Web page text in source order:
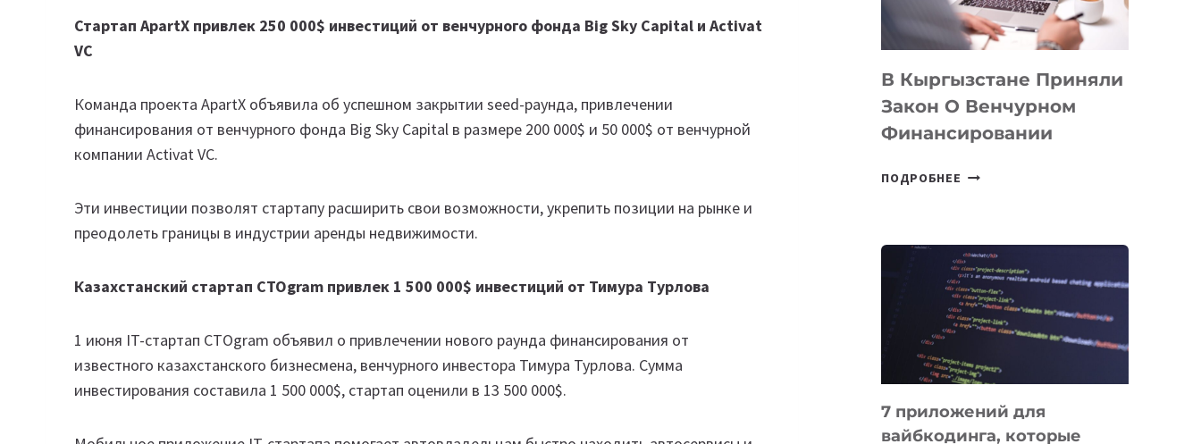
Стартап ApartX привлек 250 000$ инвестиций от венчурного фонда Big Sky Capital и Activat
VC
Команда проекта ApartX объявила об успешном закрытии seed-раунда, привлечении
финансирования от венчурного фонда Big Sky Capital в размере 200 000$ и 50 000$ от венчурной
компании Activat VC.
Эти инвестиции позволят стартапу расширить свои возможности, укрепить позиции на рынке и
преодолеть границы в индустрии аренды недвижимости.
Казахстанский стартап CTOgram привлек 1 500 000$ инвестиций от Тимура Турлова
1 июня IT-стартап CTOgram объявил о привлечении нового раунда финансирования от
известного казахстанского бизнесмена, венчурного инвестора Тимура Турлова. Сумма
инвестирования составила 1 500 000$, стартап оценили в 13 500 000$.
&
TECHNOLOGY
В Кыргызстане Приняли
Закон О Венчурном
Финансировании
ПОДРОБНЕЕ
О
ВЕНЧУРНОМ
ФИНАНСИРОВАНИИ
7 приложений для
вайбкодинга, которые